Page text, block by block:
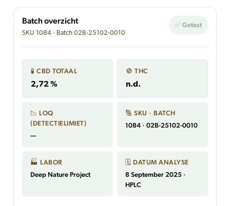
Batch overzicht
SKU 1084 · Batch 02B-25102-0010
✅ Getest
🧪 CBD TOTAAL
2,72 %
🚫 THC
n.d.
📉 LOQ
(DETECTIELIMIET)
—
🔢 SKU · BATCH
1084 · 02B-25102-0010
🏭 LABOR
Deep Nature Project
🗓 DATUM ANALYSE
8 September 2025 ·
HPLC